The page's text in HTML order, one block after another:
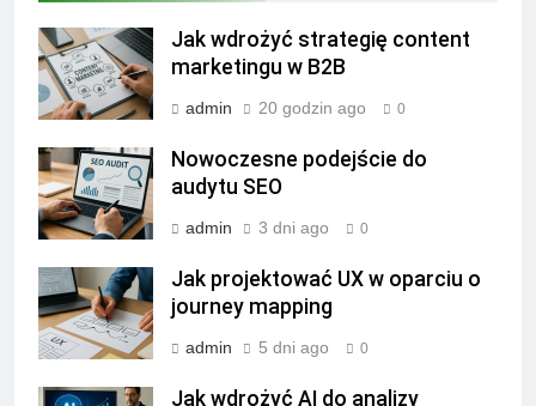
Jak wdrożyć strategię content
marketingu w B2B
admin 20 godzin ago 0
Nowoczesne podejście do
audytu SEO
admin 3 dni ago 0
Jak projektować UX w oparciu o
journey mapping
admin 5 dni ago 0
Jak wdrożyć AI do analizy